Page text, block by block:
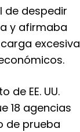
de despedir
y afirmaba
excesiva
EE. UU.
18 agencias
de prueba